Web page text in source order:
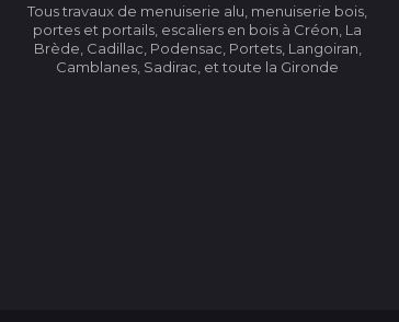
Tous travaux de menuiserie alu, menuiserie bois,
portes et portails, escaliers en bois à Créon, La
Brède, Cadillac, Podensac, Portets, Langoiran,
Camblanes, Sadirac, et toute la Gironde